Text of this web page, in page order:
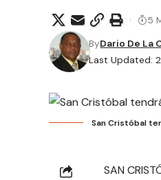
Last Updated:
ByDario De La
5
San Cristóbal
SAN